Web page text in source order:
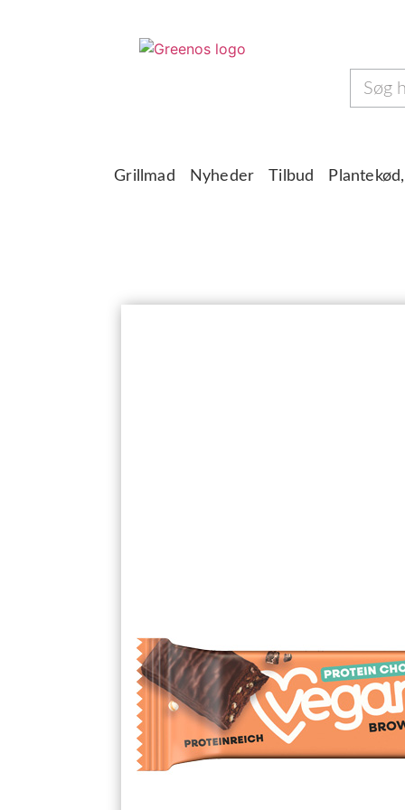
Grillmad Nyheder Tilbud